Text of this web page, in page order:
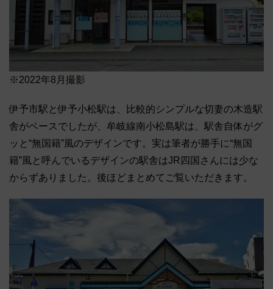
※2022年8月撮影
伊予市駅と伊予小松駅は、比較的シンプルな切妻の木造駅
舎がベースでしたが、牟岐線南小松島駅は、駅舎自体がグ
ッと“無国籍”風のデザインです。実は筆者が勝手に“無国
籍”風と呼んでいるデザインの駅舎はJR四国さんには少な
からずありました。後ほどまとめてご覧いただきます。